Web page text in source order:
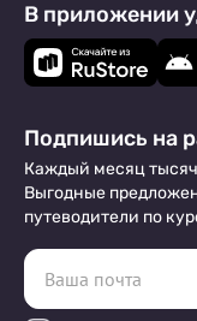
В приложении
Подпишись на
Каждый месяц
Выгодные
путеводители по